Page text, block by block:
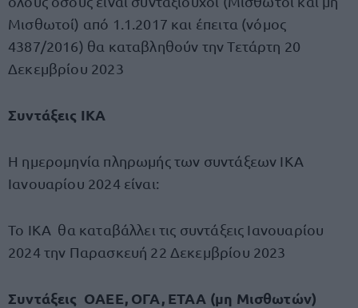
Μισθωτοί) από 1.1.2017 και έπειτα (νόμος
4387/2016) θα καταβληθούν την Τετάρτη 20
Δεκεμβρίου 2023
Συντάξεις ΙΚΑ
Η ημερομηνία πληρωμής των συντάξεων ΙΚΑ
Ιανουαρίου 2024 είναι:
Το ΙΚΑ θα καταβάλλει τις συντάξεις Ιανουαρίου
2024 την Παρασκευή 22 Δεκεμβρίου 2023
Συντάξεις ΟΑΕΕ, ΟΓΑ, ΕΤΑΑ (μη Μισθωτών)